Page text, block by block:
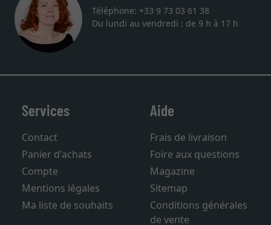
Téléphone: +33 9 73 03 61 38
Du lundi au vendredi : de 9 h à 17 h
Services
Contact
Panier d'achats
Compte
Mentions légales
Ma liste de souhaits
Aide
Frais de livraison
Foire aux questions
Magazine
Sitemap
Conditions générales
de vente